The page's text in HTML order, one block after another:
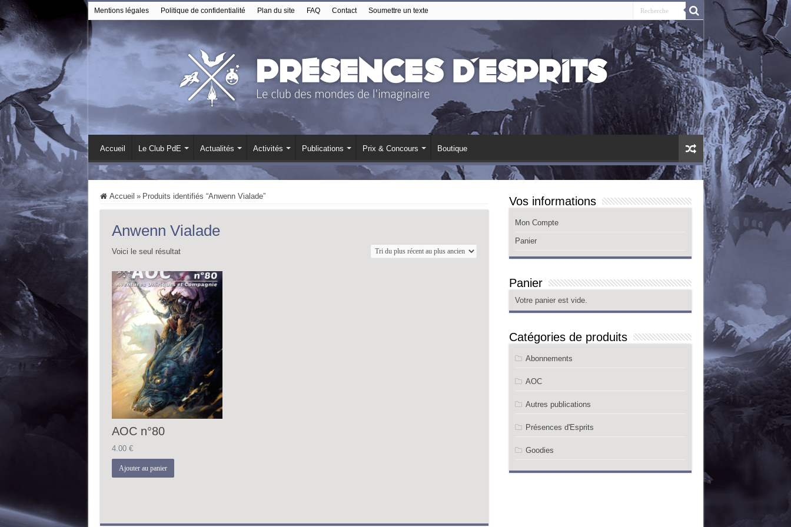
Mentions légales Politique de confidentialité Plan du site FAQ Contact Soumettre un texte
Accueil Le Club PdE Actualités Activités Publications Prix & Concours Boutique
Accueil » Produits identifiés “Anwenn Vialade”
Anwenn Vialade
Voici le seul résultat
AOC n°80
4.00 €
Ajouter au panier
Vos informations
Mon Compte
Panier
Panier
Votre panier est vide.
Catégories de produits
Abonnements
AOC
Autres publications
Présences d'Esprits
Goodies